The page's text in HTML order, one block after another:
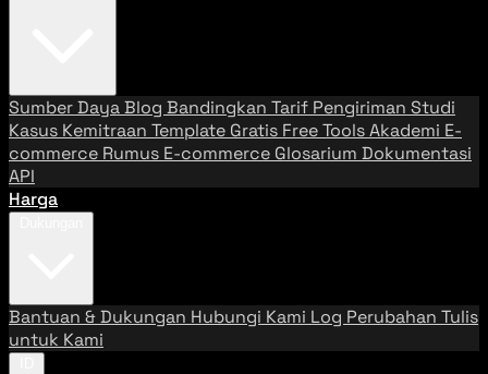
Sumber DayaBlog Bandingkan Tarif Pengiriman Studi
Kasus Kemitraan Template Gratis Free ToolsAkademi E-
commerce Rumus E-commerce Glosarium Dokumentasi
API
Harga
Bantuan & Dukungan Hubungi Kami Log Perubahan Tulis
untuk Kami